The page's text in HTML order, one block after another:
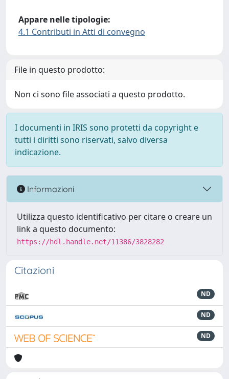
Appare nelle tipologie:
4.1 Contributi in Atti di convegno
File in questo prodotto:
Non ci sono file associati a questo prodotto.
I documenti in IRIS sono protetti da copyright e
tutti i diritti sono riservati, salvo diversa
indicazione.
Informazioni
Utilizza questo identificativo per citare o creare un
link a questo documento:
https://hdl.handle.net/11386/3828282
Citazioni
ND
ND
ND